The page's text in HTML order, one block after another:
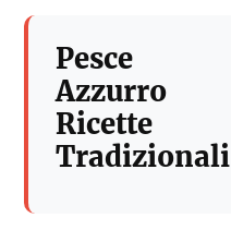
Pesce
Azzurro
Ricette
Tradizionali